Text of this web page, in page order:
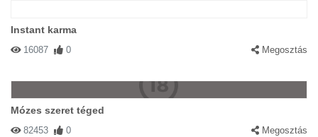
Instant karma
16087 0 Megosztás
Mózes szeret téged
82453 0 Megosztás